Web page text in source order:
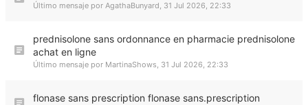
Último mensaje por AgathaBunyard, 31 Jul 2026, 22:33
prednisolone sans ordonnance en pharmacie prednisolone
achat en ligne
Último mensaje por MartinaShows, 31 Jul 2026, 22:33
flonase sans prescription flonase sans.prescription